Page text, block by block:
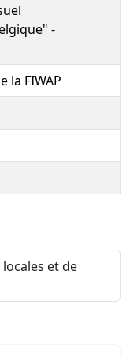
-
la FIWAP
et de